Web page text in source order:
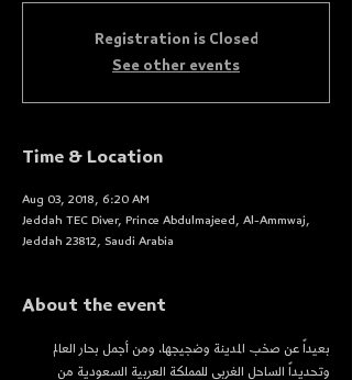
Registration is Closed
See other events
Time & Location
Aug 03, 2018, 6:20 AM
Jeddah TEC Diver, Prince Abdulmajeed, Al-Ammwaj,
Jeddah 23812, Saudi Arabia
About the event
بعيداً عن صخب المدينة وضجيجها، ومن أجمل بحار العالم
وتحديداً الساحل الغربي للمملكة العربية السعودية من